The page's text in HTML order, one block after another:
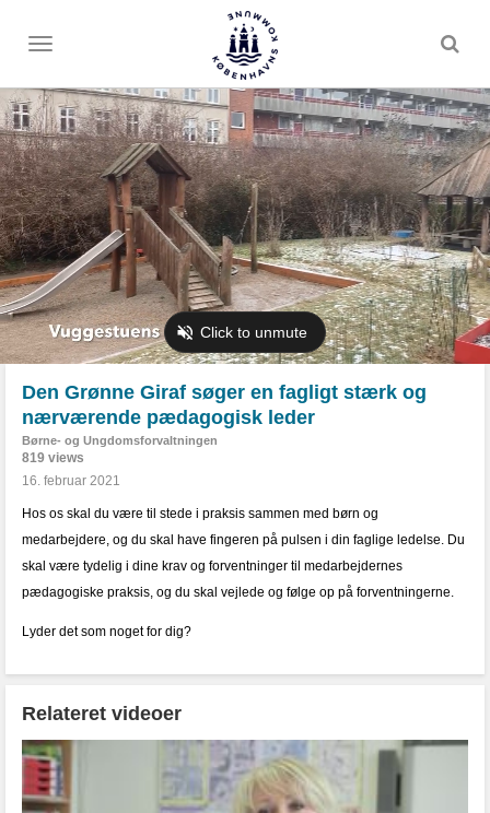
Toggle
Den Grønne Giraf søger en fagligt stærk og
nærværende pædagogisk leder
Børne- og Ungdomsforvaltningen
819 views
16. februar 2021
Hos os skal du være til stede i praksis sammen med børn og
medarbejdere, og du skal have fingeren på pulsen i din faglige ledelse. Du
skal være tydelig i dine krav og forventninger til medarbejdernes
pædagogiske praksis, og du skal vejlede og følge op på forventningerne.
Lyder det som noget for dig?
Relateret videoer